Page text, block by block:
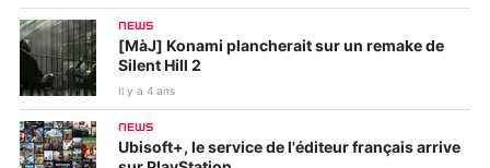
NEWS
[MàJ] Konami plancherait sur un remake de
Silent Hill 2
Il y a 4 ans
NEWS
Ubisoft+, le service de l'éditeur français arrive